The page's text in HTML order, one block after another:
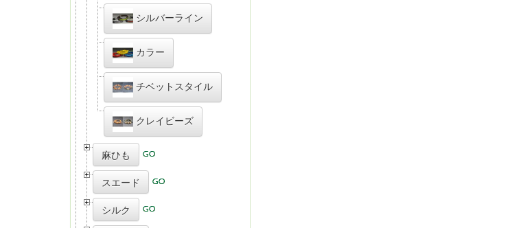
シルバーライン
カラー
チベットスタイル
クレイビーズ
麻ひも
スエード
シルク